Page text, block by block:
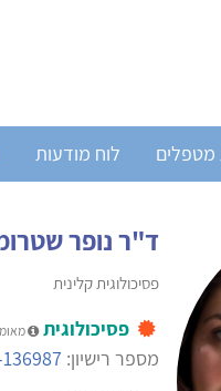
לוח מודעות
ד"ר נופר
פסיכולוגית קלינית
פסיכולוגית
מספר רישיון: